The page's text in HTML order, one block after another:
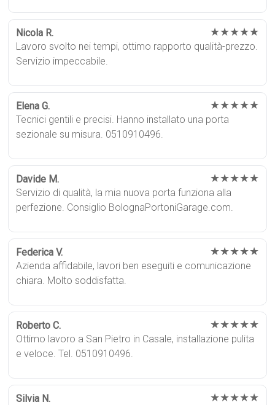
Nicola R. ★★★★★
Lavoro svolto nei tempi, ottimo rapporto qualità-prezzo.
Servizio impeccabile.
Elena G. ★★★★★
Tecnici gentili e precisi. Hanno installato una porta
sezionale su misura. 0510910496.
Davide M. ★★★★★
Servizio di qualità, la mia nuova porta funziona alla
perfezione. Consiglio BolognaPortoniGarage.com.
Federica V. ★★★★★
Azienda affidabile, lavori ben eseguiti e comunicazione
chiara. Molto soddisfatta.
Roberto C. ★★★★★
Ottimo lavoro a San Pietro in Casale, installazione pulita
e veloce. Tel. 0510910496.
Silvia N. ★★★★★